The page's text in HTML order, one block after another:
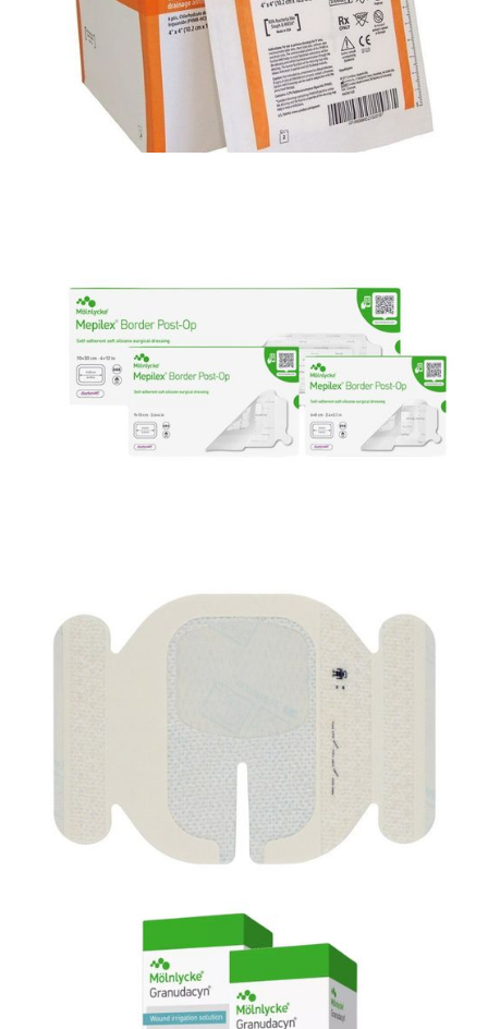
Materiały opatrunkowe i leczenie ran
Opatrunek pooperacyjny Mepilex Border Post-Op
Materiały opatrunkowe i leczenie ran